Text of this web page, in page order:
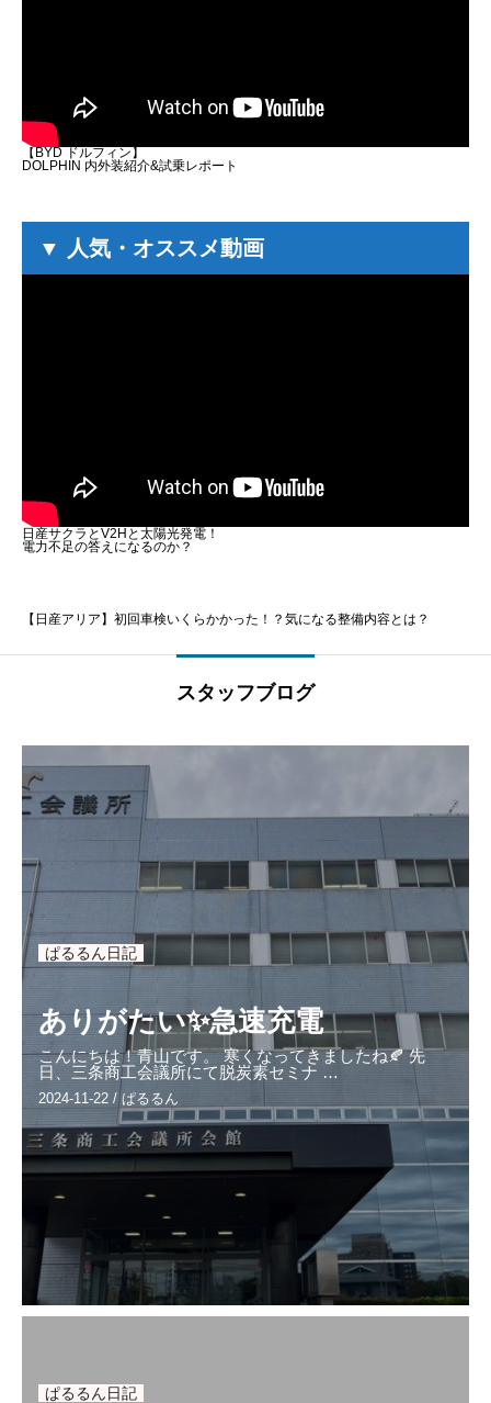
【BYD ドルフィン】
DOLPHIN 内外装紹介&試乗レポート
▼ 人気・オススメ動画
日産サクラとV2Hと太陽光発電！
電力不足の答えになるのか？
【日産アリア】初回車検いくらかかった！？気になる整備内容とは？
スタッフブログ
ぱるるん日記
ありがたい✨急速充電
こんにちは！青山です。 寒くなってきましたね🍂 先
日、三条商工会議所にて脱炭素セミナ …
2024-11-22 /ぱるるん
ぱるるん日記